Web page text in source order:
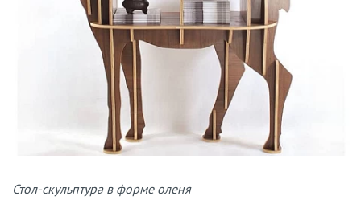
Стол-скульптура в форме оленя